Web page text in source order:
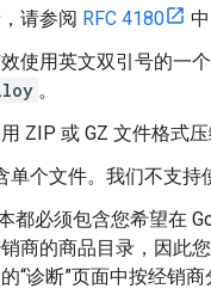
请参阅 RFC 4180
使用英文双引号的一
。
ZIP 或 GZ 文件格式压
单个文件。我们不支持
都必须包含您希望在
商的商品目录，因此
“诊断”页面中按经销商